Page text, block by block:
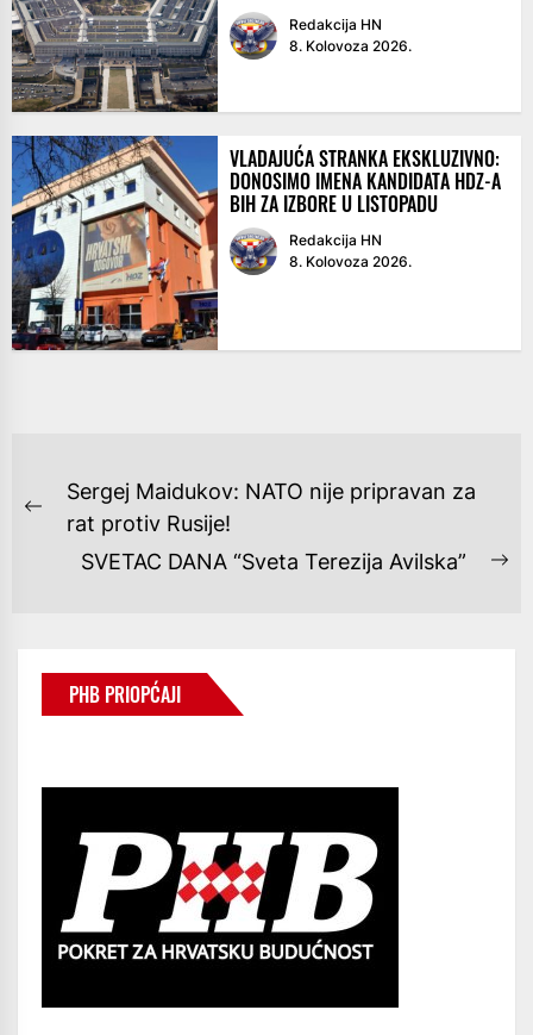
Redakcija HN
8. Kolovoza 2026.
VLADAJUĆA STRANKA EKSKLUZIVNO:
DONOSIMO IMENA KANDIDATA HDZ-A
BIH ZA IZBORE U LISTOPADU
Redakcija HN
8. Kolovoza 2026.
NAVIGACIJA
OBJAVA
Previous
Sergej Maidukov: NATO nije pripravan za
rat protiv Rusije!
SVETAC DANA “Sveta Terezija Avilska”
PHB PRIOPĆAJI